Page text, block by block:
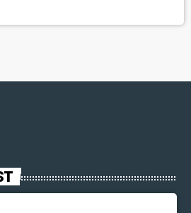
dall'associazione SBA+C/San